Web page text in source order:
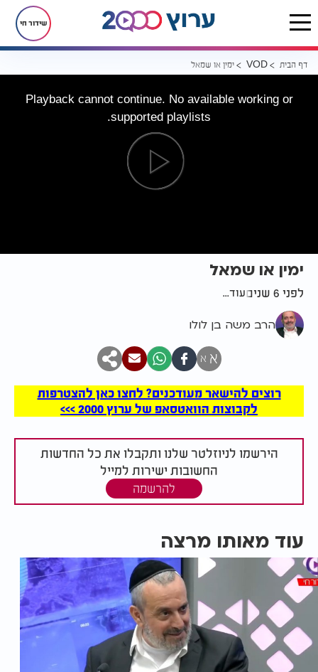
שידור חי
דף הבית VOD ימין או שמאל
Playback cannot continue. No available working or
supported playlists.
ימין או שמאל
לפני 6 שנים עוד...
הרב משה בן לולו
א א
רוצים להישאר מעודכנים? לחצו כאן להצטרפות
לקבוצות הוואטסאפ של ערוץ 2000 >>>
הירשמו לניוזלטר שלנו ותקבלו את כל החדשות
החשובות ישירות למייל
להרשמה
עוד מאותו מרצה